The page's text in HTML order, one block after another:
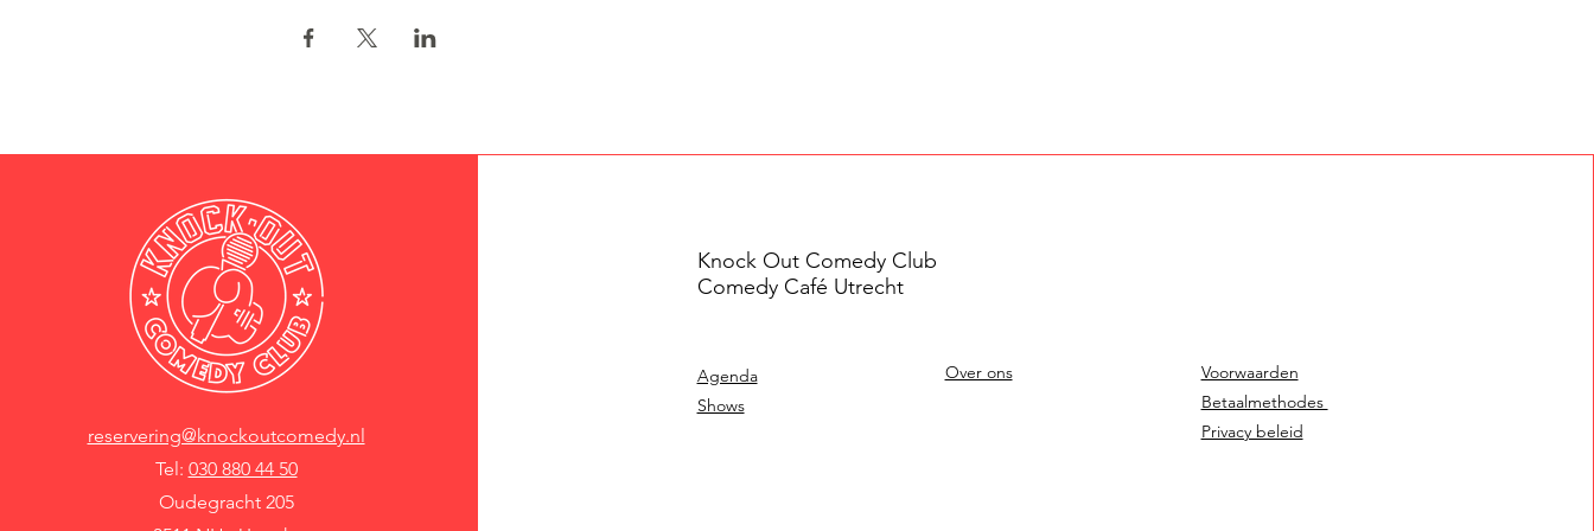
reservering@knockoutcomedy.nl
Tel: 030 880 44 50
Oudegracht 205
Knock Out Comedy Club
Comedy Café Utrecht
Agenda
Shows
Over ons
Voorwaarden
Betaalmethodes
Privacy beleid